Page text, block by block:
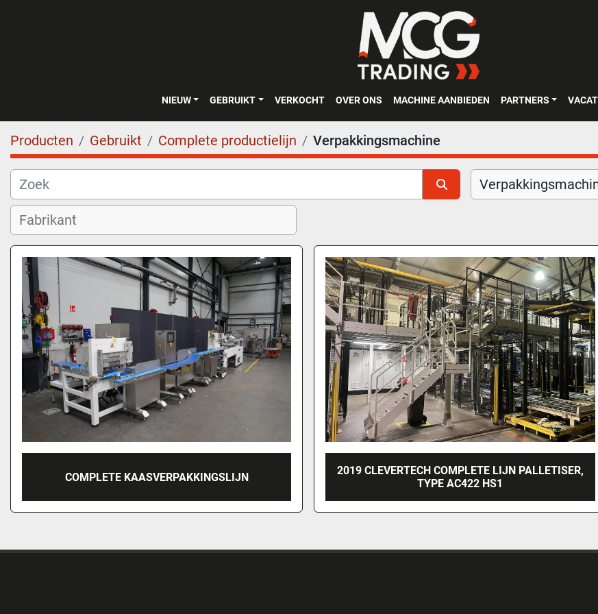
NIEUW GEBRUIKT VERKOCHT OVER ONS MACHINE AANBIEDEN PARTNERS
Producten Gebruikt Complete productielijn Verpakkingsmachine
COMPLETE KAASVERPAKKINGSLIJN
2019 CLEVERTECH COMPLETE LIJN PALLETISER,
TYPE AC422 HS1